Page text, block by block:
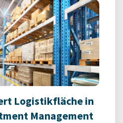
Logistikfläche in
Management